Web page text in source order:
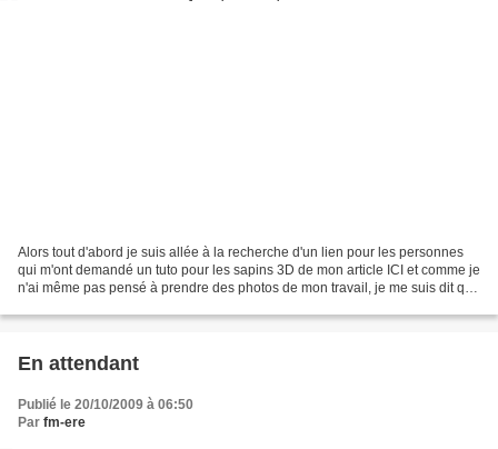
Alors tout d'abord je suis allée à la recherche d'un lien pour les personnes
qui m'ont demandé un tuto pour les sapins 3D de mon article ICI et comme je
n'ai même pas pensé à prendre des photos de mon travail, je me suis dit que
En attendant
Publié le 20/10/2009 à 06:50
Par fm-ere